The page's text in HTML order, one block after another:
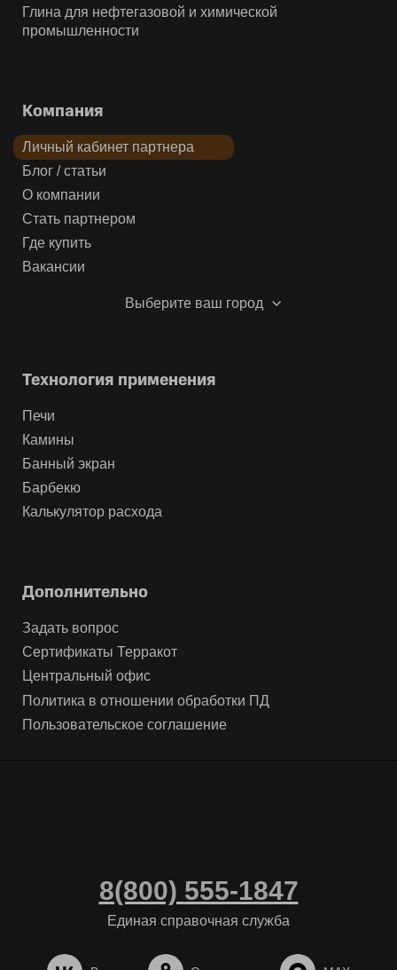
Глина для нефтегазовой и химической
промышленности
Компания
Личный кабинет партнера
Блог / статьи
О компании
Стать партнером
Где купить
Вакансии
Выберите ваш город
Технология применения
Печи
Камины
Банный экран
Барбекю
Калькулятор расхода
Дополнительно
Задать вопрос
Сертификаты Терракот
Центральный офис
Политика в отношении обработки ПД
Пользовательское соглашение
8(800) 555-1847
Единая справочная служба